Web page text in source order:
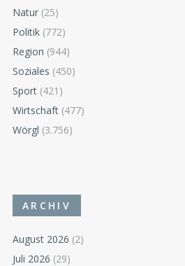
Natur (25)
Politik (772)
Region (944)
Soziales (450)
Sport (421)
Wirtschaft (477)
Wörgl (3.756)
ARCHIV
August 2026 (2)
Juli 2026 (29)